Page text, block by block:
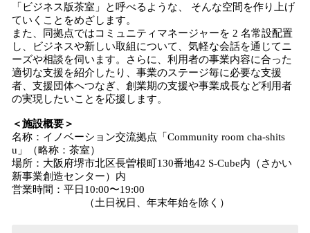
「ビジネス版茶室」と呼べるような、 そんな空間を作り上げ
ていくことをめざします。
また、同拠点ではコミュニティマネージャーを 2 名常設配置
し、ビジネスや新しい取組について、気軽な会話を通じてニ
ーズや相談を伺います。さらに、利用者の事業内容に合った
適切な支援を紹介したり、事業のステージ毎に必要な支援
者、支援団体へつなぎ、創業期の支援や事業成長など利用者
の実現したいことを応援します。
＜施設概要＞
名称：イノベーション交流拠点「Community room cha-shits
u」（略称：茶室）
場所：大阪府堺市北区長曽根町130番地42 S-Cube内（さかい
新事業創造センター）内
営業時間：平日10:00〜19:00
（土日祝日、年末年始を除く）